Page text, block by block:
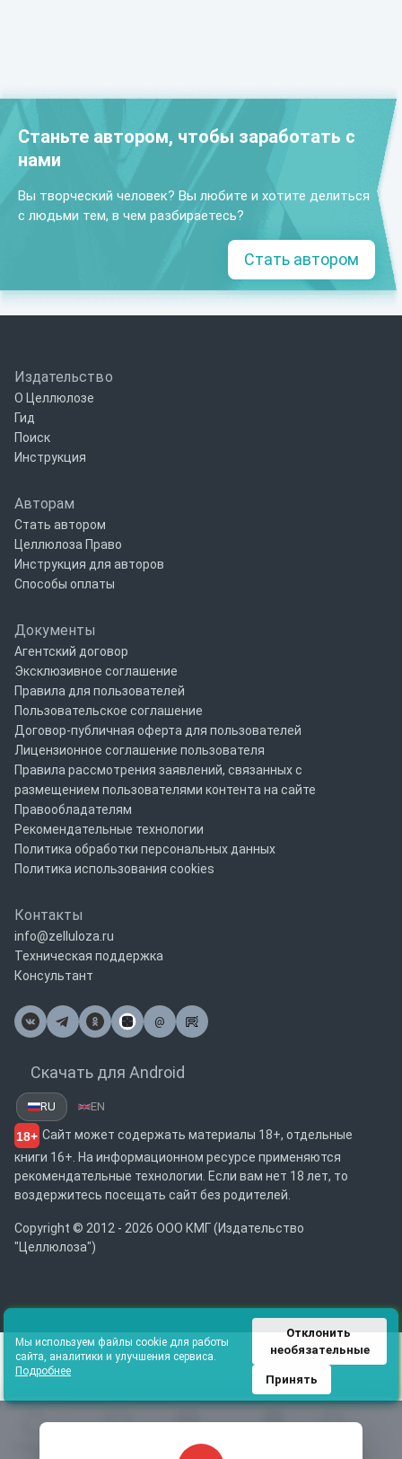
Каталог
Станьте автором, чтобы заработать с
нами
Вы творческий человек? Вы любите и хотите делиться
с людьми тем, в чем разбираетесь?
Стать автором
Издательство
О Целлюлозе
Гид
Поиск
Инструкция
Авторам
Стать автором
Целлюлоза Право
Инструкция для авторов
Способы оплаты
Документы
Агентский договор
Эксклюзивное соглашение
Правила для пользователей
Пользовательское соглашение
Договор-публичная оферта для пользователей
Лицензионное соглашение пользователя
Правила рассмотрения заявлений, связанных с
размещением пользователями контента на сайте
Правообладателям
Рекомендательные технологии
Политика обработки персональных данных
Политика использования cookies
Контакты
info@zelluloza.ru
Техническая поддержка
Консультант
@
Почта
Скачать для Android
RU EN
18+ Сайт может содержать материалы 18+, отдельные
книги 16+. На информационном ресурсе применяются
рекомендательные технологии. Если вам нет 18 лет, то
воздержитесь посещать сайт без родителей.
Copyright © 2012 - 2026 ООО КМГ (Издательство
"Целлюлоза")
Мы используем файлы cookie для работы
сайта, аналитики и улучшения сервиса.
Подробнее
Отклонить
необязательные
Принять